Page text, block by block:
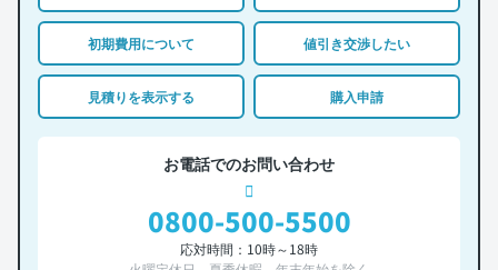
初期費用について 値引き交渉したい
見積りを表示する 購入申請
お電話でのお問い合わせ
0800-500-5500
応対時間：10時～18時